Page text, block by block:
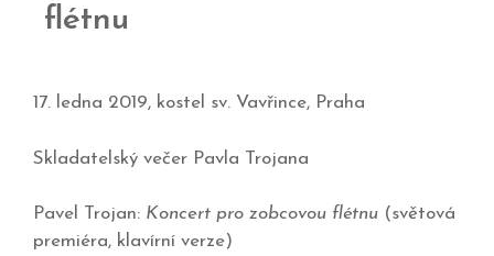
flétnu
17. ledna 2019, kostel sv. Vavřince, Praha
Skladatelský večer Pavla Trojana
Pavel Trojan: Koncert pro zobcovou flétnu (světová
premiéra, klavírní verze)